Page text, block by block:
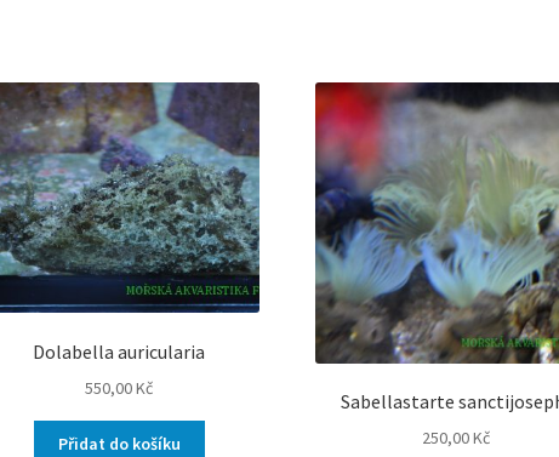
Dolabella auricularia
550,00Kč
Přidat do košíku
Sabellastarte
250,00Kč